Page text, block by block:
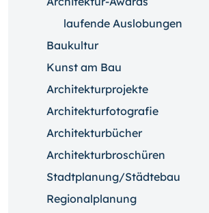
laufende Auslobungen
Baukultur
Kunst am Bau
Architekturprojekte
Architekturfotografie
Architekturbücher
Architekturbroschüren
Stadtplanung/Städtebau
Regionalplanung